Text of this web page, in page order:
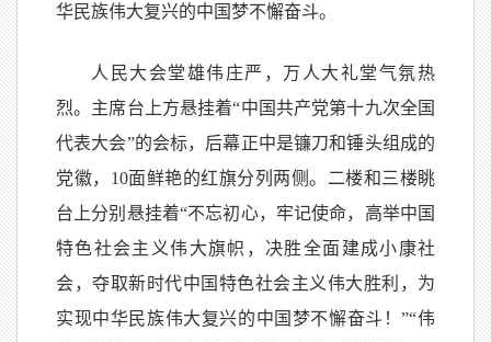
华民族伟大复兴的中国梦不懈奋斗。
人民大会堂雄伟庄严，万人大礼堂气氛热
烈。主席台上方悬挂着“中国共产党第十九次全国
代表大会”的会标，后幕正中是镰刀和锤头组成的
党徽，10面鲜艳的红旗分列两侧。二楼和三楼眺
台上分别悬挂着“不忘初心，牢记使命，高举中国
特色社会主义伟大旗帜，决胜全面建成小康社
会，夺取新时代中国特色社会主义伟大胜利，为
实现中华民族伟大复兴的中国梦不懈奋斗！”“伟